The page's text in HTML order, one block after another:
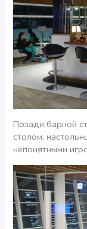
Позади барной
столом,
непонятными